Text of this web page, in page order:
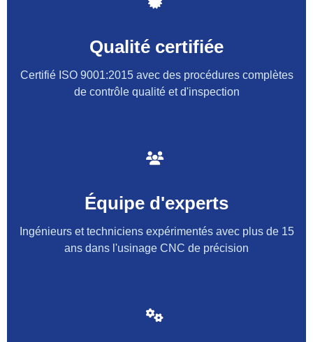
Qualité certifiée
Certifié ISO 9001:2015 avec des procédures complètes
de contrôle qualité et d'inspection
Équipe d'experts
Ingénieurs et techniciens expérimentés avec plus de 15
ans dans l'usinage CNC de précision